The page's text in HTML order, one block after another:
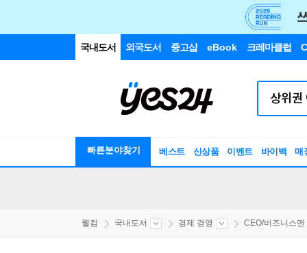
국내도서 외국도서 중고샵 eBook 크레마클럽
빠른분야찾기 베스트 신상품 이벤트 바이백 매
웰컴 국내도서 경제 경영 CEO/비즈니스맨